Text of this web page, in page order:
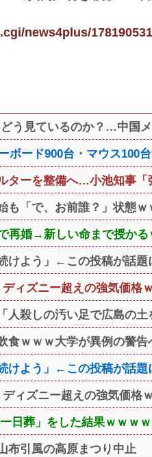
news4plus/
う見ているのか？…中国メ
ボード900台・マウス100
ターを整備へ…小池知事
も「で、お前誰？」状態ｗ
再婚→新しい命まで授かる
けよう」←この投稿が話題
ィズニー超えの強気価格
人殺しの汚い足で広島の
食ｗｗｗ大学が異例の警告
けよう」←この投稿が話題
ィズニー超えの強気価格
日葬」をした結果ｗｗｗ
引風の高原まつり中止